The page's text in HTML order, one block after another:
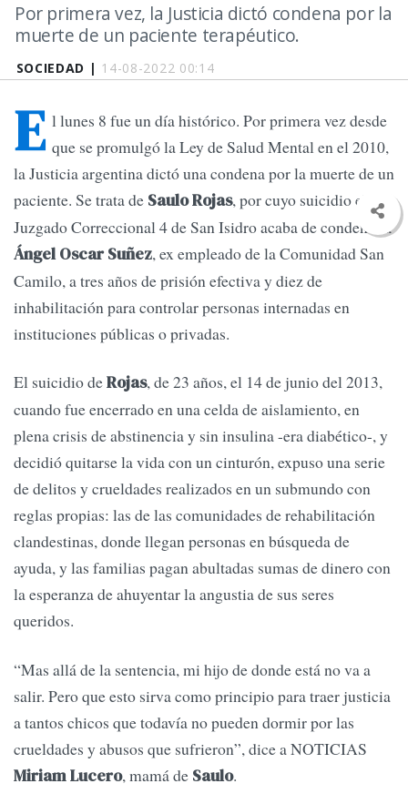
SOCIEDAD | 14-08-2022 00:14
Por primera vez, la Justicia dictó condena por la
muerte de un paciente terapéutico.
E l lunes 8 fue un día histórico. Por primera vez desde
que se promulgó la Ley de Salud Mental en el 2010,
la Justicia argentina dictó una condena por la muerte de un
paciente. Se trata de Saulo Rojas, por cuyo suicidio el
Juzgado Correccional 4 de San Isidro acaba de condenar a
Ángel Oscar Suñez, ex empleado de la Comunidad San
Camilo, a tres años de prisión efectiva y diez de
inhabilitación para controlar personas internadas en
instituciones públicas o privadas.
El suicidio deRojas, de 23 años, el 14 de junio del 2013,
cuando fue encerrado en una celda de aislamiento, en
plena crisis de abstinencia y sin insulina -era diabético-, y
decidió quitarse la vida con un cinturón, expuso una serie
de delitos y crueldades realizados en un submundo con
reglas propias: las de las comunidades de rehabilitación
clandestinas, donde llegan personas en búsqueda de
ayuda, y las familias pagan abultadas sumas de dinero con
la esperanza de ahuyentar la angustia de sus seres
queridos.
“Mas allá de la sentencia, mi hijo de donde está no va a
salir. Pero que esto sirva como principio para traer justicia
a tantos chicos que todavía no pueden dormir por las
crueldades y abusos que sufrieron”, dice a NOTICIAS
Miriam Lucero, mamá de Saulo.